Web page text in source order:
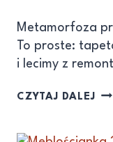
Metamorfoza
To proste:
i lecimy z
CZYTAJ DALEJ